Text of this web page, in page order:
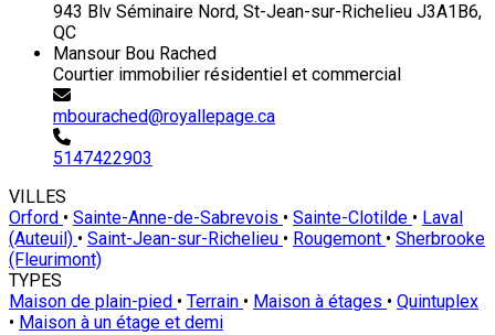
943 Blv Séminaire Nord, St-Jean-sur-Richelieu J3A1B6,
QC
Mansour Bou Rached
Courtier immobilier résidentiel et commercial
mbourached@royallepage.ca
5147422903
VILLES
Orford • Sainte-Anne-de-Sabrevois • Sainte-Clotilde • Laval
(Auteuil) • Saint-Jean-sur-Richelieu • Rougemont • Sherbrooke
(Fleurimont)
TYPES
Maison de plain-pied • Terrain • Maison à étages • Quintuplex
• Maison à un étage et demi